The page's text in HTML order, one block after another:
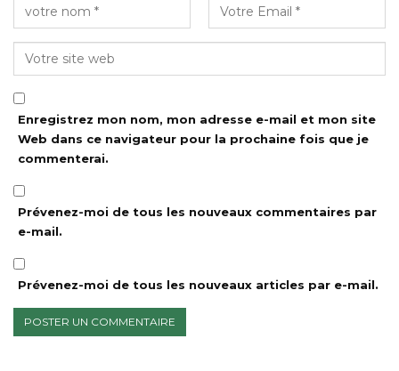
Enregistrez mon nom, mon adresse e-mail et mon site
Web dans ce navigateur pour la prochaine fois que je
commenterai.
Prévenez-moi de tous les nouveaux commentaires par
e-mail.
Prévenez-moi de tous les nouveaux articles par e-mail.